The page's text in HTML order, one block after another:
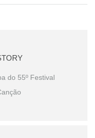
do 55º Festival